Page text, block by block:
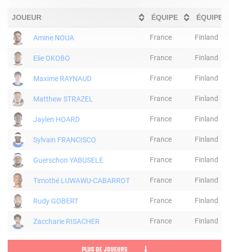
JOUEUR ÉQUIPE ÉQUIPE
Amine NOUA France Finland
Elie OKOBO France Finland
Maxime RAYNAUD France Finland
Matthew STRAZEL France Finland
Jaylen HOARD France Finland
Sylvain FRANCISCO France Finland
Guerschon YABUSELE France Finland
Timothé LUWAWU-CABARROT France Finland
Rudy GOBERT France Finland
Zaccharie RISACHER France Finland
PLUS DE JOUEURS